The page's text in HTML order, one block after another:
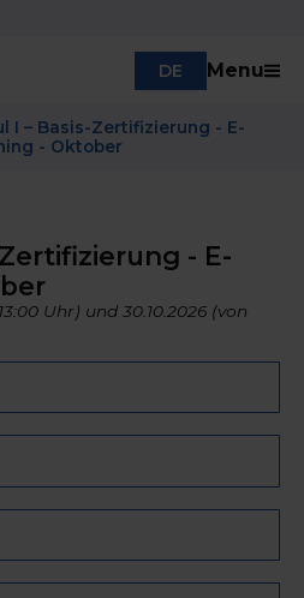
DE Menu
I – Basis-Zertifizierung - E-
- Oktober
- E-
Uhr) und 30.10.2026 (von